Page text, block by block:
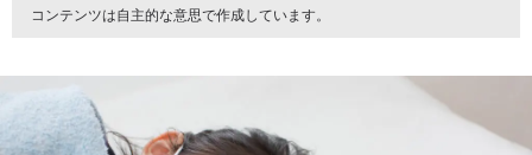
コンテンツは自主的な意思で作成しています。